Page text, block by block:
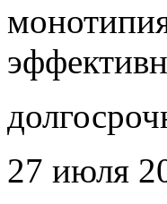
27 июля